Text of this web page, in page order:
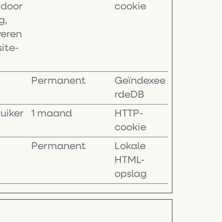
cookie
Permanent
Geïndexee
rdeDB
1 maand
HTTP-
cookie
Permanent
Lokale
HTML-
opslag